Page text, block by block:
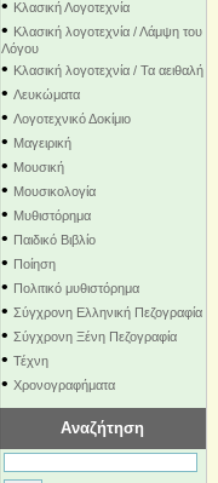
• Κλασική Λογοτεχνία
• Κλασική λογοτεχνία / Λάμψη του
Λόγου
• Κλασική λογοτεχνία / Τα αειθαλή
• Λευκώματα
• Λογοτεχνικό Δοκίμιο
• Μαγειρική
• Μουσική
• Μουσικολογία
• Μυθιστόρημα
• Παιδικό Βιβλίο
• Ποίηση
• Πολιτικό μυθιστόρημα
• Σύγχρονη Ελληνική Πεζογραφία
• Σύγχρονη Ξένη Πεζογραφία
• Τέχνη
• Χρονογραφήματα
Αναζήτηση